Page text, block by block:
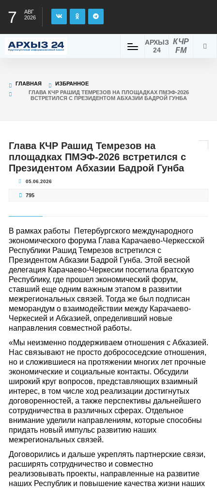
7
АВГ
2026
КЧР
FM
АРХЫЗ
24
ГЛАВНАЯ
ИЗБРАННОЕ
ГЛАВА КЧР РАШИД ТЕМРЕЗОВ НА ПЛОЩАДКАХ ПМЭФ-2026
ВСТРЕТИЛСЯ С ПРЕЗИДЕНТОМ АБХАЗИИ БАДРОЙ ГУНБА
Глава КЧР Рашид Темрезов на
площадках ПМЭФ-2026 встретился с
Президентом Абхазии Бадрой Гунба
05.06.2026
795
В рамках работы Петербургского международного
экономического форума Глава Карачаево-Черкесской
Республики Рашид Темрезов встретился с
Президентом Абхазии Бадрой Гунба. Этой весной
делегация Карачаево-Черкесии посетила братскую
Республику, где прошел экономический форум,
ставший еще одним важным этапом в развитии
межрегиональных связей. Тогда же был подписан
меморандум о взаимодействии между Карачаево-
Черкесией и Абхазией, определивший новые
направления совместной работы.
«Мы неизменно поддерживаем отношения с Абхазией.
Нас связывают не просто добрососедские отношения,
но и сложившиеся на протяжении многих лет прочные
экономические и социальные контакты. Обсудили
широкий круг вопросов, представляющих взаимный
интерес, в том числе ход реализации достигнутых
договоренностей, а также перспективы дальнейшего
сотрудничества в различных сферах. Отдельное
внимание уделили направлениям, которые способны
придать новый импульс развитию наших
межрегиональных связей.
Договорились и дальше укреплять партнерские связи,
расширять сотрудничество и совместно
реализовывать проекты, направленные на развитие
наших Республик и повышение качества жизни наших